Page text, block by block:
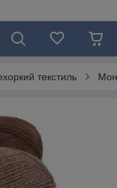
текстиль